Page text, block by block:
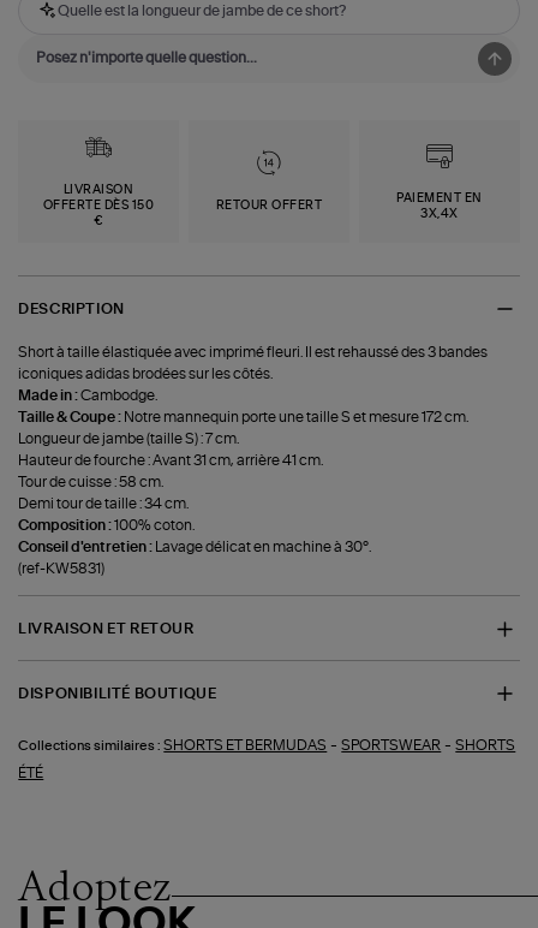
Quelle est la longueur de jambe de ce short?
LIVRAISON
OFFERTE DÈS 150
€
RETOUR OFFERT
PAIEMENT EN
3X,4X
DESCRIPTION
Short à taille élastiquée avec imprimé fleuri. Il est rehaussé des 3 bandes
iconiques adidas brodées sur les côtés.
Made in :Cambodge.
Taille & Coupe : Notre mannequin porte une taille S et mesure 172 cm.
Longueur de jambe (taille S) : 7 cm.
Hauteur de fourche : Avant 31 cm, arrière 41 cm.
Tour de cuisse : 58 cm.
Demi tour de taille : 34 cm.
Composition :100% coton.
Conseil d'entretien : Lavage délicat en machine à 30°.
(ref-KW5831)
LIVRAISON ET RETOUR
DISPONIBILITÉ BOUTIQUE
Collections similaires : SHORTS ET BERMUDAS -SPORTSWEAR -SHORTS
ÉTÉ
Adoptez